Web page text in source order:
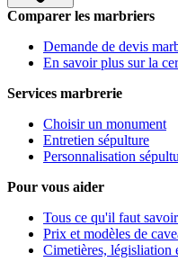
Comparer les marbriers
Demande de devis
En savoir plus sur la
Services marbrerie
Choisir un monument
Entretien sépulture
Personnalisation
Pour vous aider
Tous ce qu'il faut
Prix et modèles de
Cimetières, législiation